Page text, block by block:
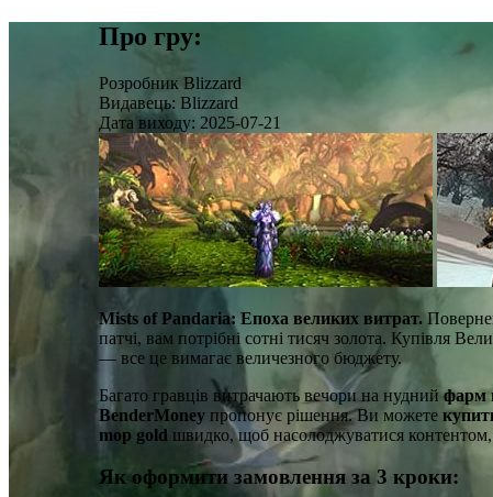
Про гру:
Розробник Blizzard
Видавець: Blizzard
Дата виходу: 2025-07-21
Mists of Pandaria: Епоха великих витрат.
патчі, вам потрібні сотні тисяч золота. Купівля
— все це вимагає величезного бюджету.
Багато гравців витрачають вечори на нуднийфарм
BenderMoney пропонує рішення. Ви можете
mop gold швидко, щоб насолоджуватися
Як оформити замовлення за 3 кроки: